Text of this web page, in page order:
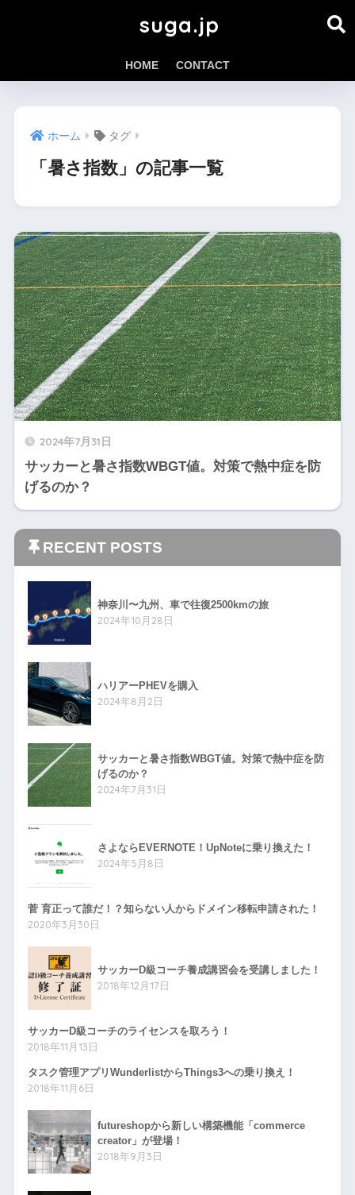
suga.jp
HOME CONTACT
ホーム タグ
「暑さ指数」の記事一覧
2024年7月31日
サッカーと暑さ指数WBGT値。対策で熱中症を防
げるのか？
RECENT POSTS
神奈川〜九州、車で往復2500kmの旅
2024年10月28日
ハリアーPHEVを購入
2024年8月2日
サッカーと暑さ指数WBGT値。対策で熱中症を防
げるのか？
2024年7月31日
さよならEVERNOTE！UpNoteに乗り換えた！
2024年5月8日
菅 育正って誰だ！？知らない人からドメイン移転申請された！
2020年3月30日
サッカーD級コーチ養成講習会を受講しました！
2018年12月17日
サッカーD級コーチのライセンスを取ろう！
2018年11月13日
タスク管理アプリWunderlistからThings3への乗り換え！
2018年11月6日
futureshopから新しい構築機能「commerce
creator」が登場！
2018年9月3日